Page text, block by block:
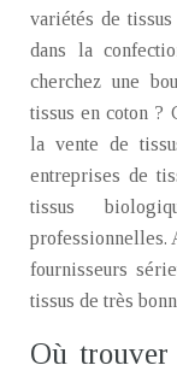
variétés de
dans la
cherchez une
tissus en coton ?
la vente de
entreprises de
tissus
professionnelles.
fournisseurs
tissus de très
Où trouver